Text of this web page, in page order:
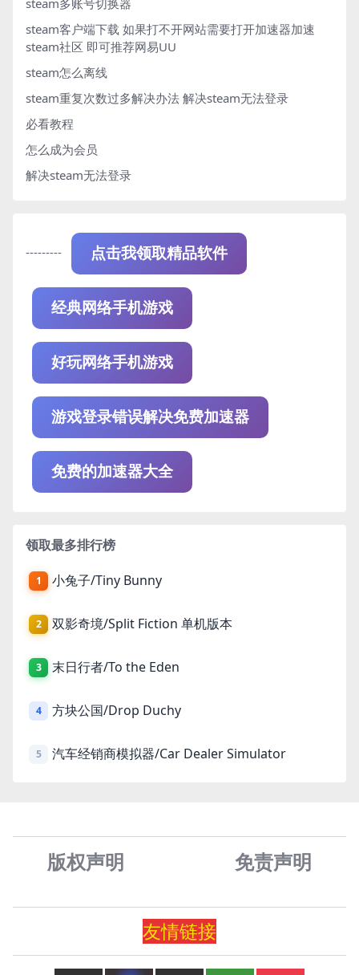
steam客户端下载 如果打不开网站需要打开加速器加速
steam社区 即可推荐网易UU
steam怎么离线
steam重复次数过多解决办法 解决steam无法登录
必看教程
怎么成为会员
解决steam无法登录
--------- 点击我领取精品软件
经典网络手机游戏
好玩网络手机游戏
游戏登录错误解决免费加速器
免费的加速器大全
领取最多排行榜
1 小兔子/Tiny Bunny
2 双影奇境/Split Fiction 单机版本
3 末日行者/To the Eden
4 方块公国/Drop Duchy
5 汽车经销商模拟器/Car Dealer Simulator
版权声明 免责声明
友情链接